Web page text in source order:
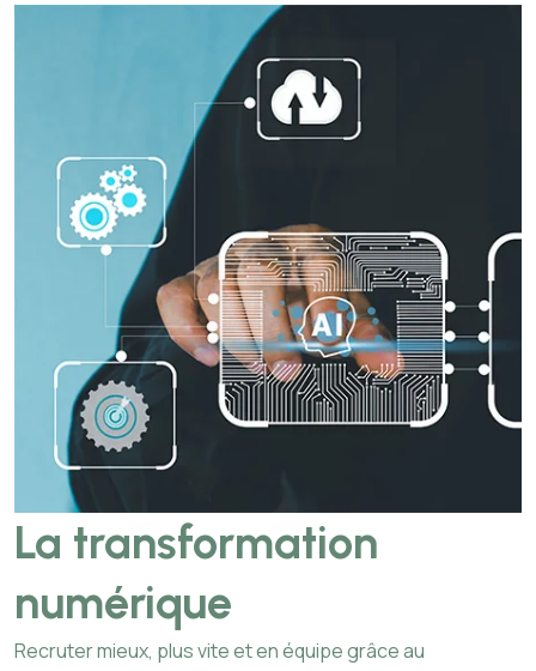
La transformation
numérique
Recruter mieux, plus vite et en équipe grâce au